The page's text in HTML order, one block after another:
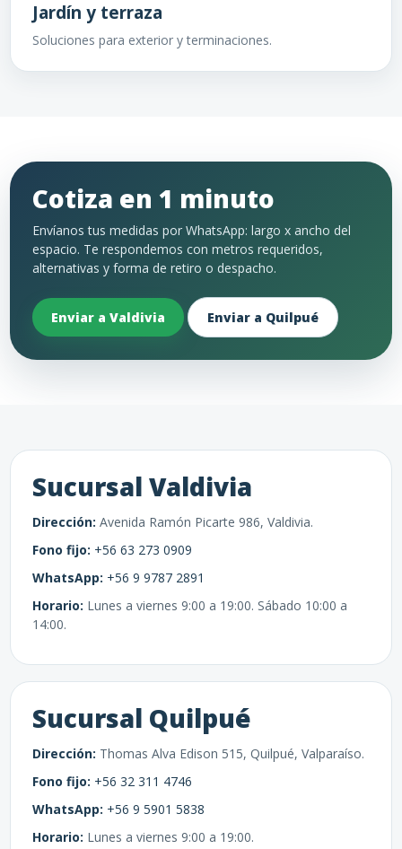
Jardín y terraza
Soluciones para exterior y terminaciones.
Cotiza en 1 minuto
Envíanos tus medidas por WhatsApp: largo x ancho del
espacio. Te respondemos con metros requeridos,
alternativas y forma de retiro o despacho.
Enviar a Valdivia Enviar a Quilpué
Sucursal Valdivia
Dirección: Avenida Ramón Picarte 986, Valdivia.
Fono fijo: +56 63 273 0909
WhatsApp: +56 9 9787 2891
Horario: Lunes a viernes 9:00 a 19:00. Sábado 10:00 a
14:00.
Sucursal Quilpué
Dirección: Thomas Alva Edison 515, Quilpué, Valparaíso.
Fono fijo: +56 32 311 4746
WhatsApp: +56 9 5901 5838
Horario: Lunes a viernes 9:00 a 19:00.